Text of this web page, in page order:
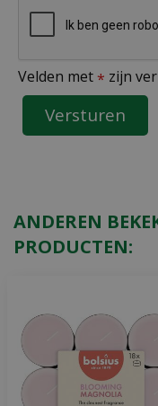
Velden met * zijn
ANDEREN
PRODUCTEN: